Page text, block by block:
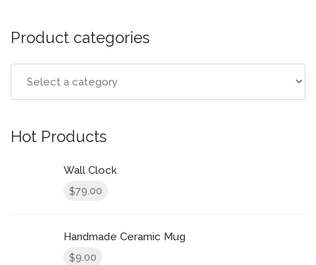
Product categories
Hot Products
Wall Clock
$79.00
Handmade Ceramic Mug
$9.00